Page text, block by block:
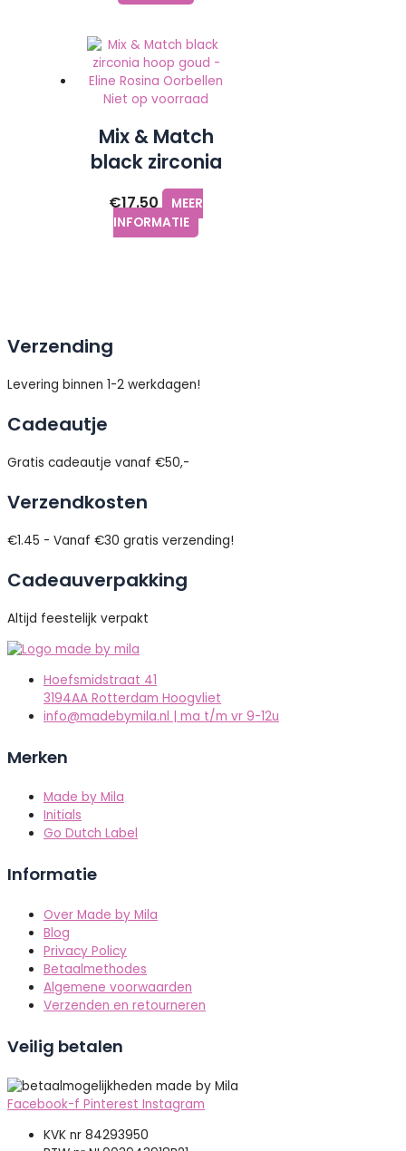
Niet op voorraad
Mix & Match
black zirconia
hoop goud –
Eline Rosina
Oorbellen
€17.50
MEER
INFORMATIE
Verzending
Levering binnen 1-2 werkdagen!
Cadeautje
Gratis cadeautje vanaf €50,-
Verzendkosten
€1.45 - Vanaf €30 gratis verzending!
Cadeauverpakking
Altijd feestelijk verpakt
Hoefsmidstraat 41
3194AA Rotterdam Hoogvliet
info@madebymila.nl | ma t/m vr 9-12u
Merken
Made by Mila
Initials
Go Dutch Label
Informatie
Over Made by Mila
Blog
Privacy Policy
Betaalmethodes
Algemene voorwaarden
Verzenden en retourneren
Veilig betalen
Facebook-f Pinterest Instagram
KVK nr 84293950